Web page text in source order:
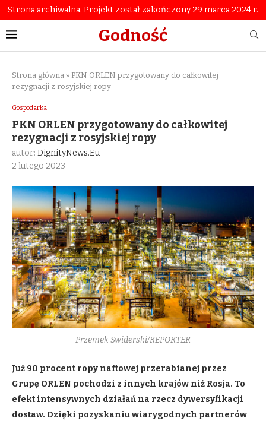
Strona archiwalna. Projekt został zakończony 29 marca 2024 r.
Godność
Strona główna » PKN ORLEN przygotowany do całkowitej
rezygnacji z rosyjskiej ropy
Gospodarka
PKN ORLEN przygotowany do całkowitej
rezygnacji z rosyjskiej ropy
autor: DignityNews.eu
2 lutego 2023
Przemek Swiderski/REPORTER
Już 90 procent ropy naftowej przerabianej przez
Grupę ORLEN pochodzi z innych krajów niż Rosja. To
efekt intensywnych działań na rzecz dywersyfikacji
dostaw. Dzięki pozyskaniu wiarygodnych partnerów